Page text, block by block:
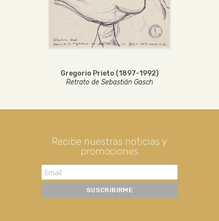
Gregorio Prieto (1897-1992)
Retrato de Sebastián Gasch
Recibe nuestras noticias y
promociones